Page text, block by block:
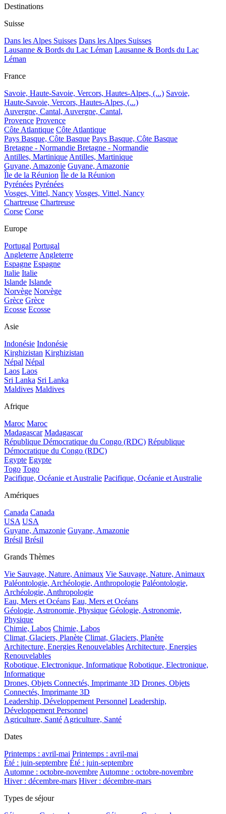
Destinations
Suisse
Dans les Alpes Suisses Dans les Alpes Suisses
Lausanne & Bords du Lac Léman Lausanne & Bords du Lac
Léman
France
Savoie, Haute-Savoie, Vercors, Hautes-Alpes, (...) Savoie,
Haute-Savoie, Vercors, Hautes-Alpes, (...)
Auvergne, Cantal, Auvergne, Cantal,
Provence Provence
Côte Atlantique Côte Atlantique
Pays Basque, Côte Basque Pays Basque, Côte Basque
Bretagne - Normandie Bretagne - Normandie
Antilles, Martinique Antilles, Martinique
Guyane, Amazonie Guyane, Amazonie
Île de la Réunion Île de la Réunion
Pyrénées Pyrénées
Vosges, Vittel, Nancy Vosges, Vittel, Nancy
Chartreuse Chartreuse
Corse Corse
Europe
Portugal Portugal
Angleterre Angleterre
Espagne Espagne
Italie Italie
Islande Islande
Norvège Norvège
Grèce Grèce
Ecosse Ecosse
Asie
Indonésie Indonésie
Kirghizistan Kirghizistan
Népal Népal
Laos Laos
Sri Lanka Sri Lanka
Maldives Maldives
Afrique
Maroc Maroc
Madagascar Madagascar
République Démocratique du Congo (RDC) République
Démocratique du Congo (RDC)
Egypte Egypte
Togo Togo
Pacifique, Océanie et Australie Pacifique, Océanie et Australie
Amériques
Canada Canada
USA USA
Guyane, Amazonie Guyane, Amazonie
Brésil Brésil
Grands Thèmes
Vie Sauvage, Nature, Animaux Vie Sauvage, Nature, Animaux
Paléontologie, Archéologie, Anthropologie Paléontologie,
Archéologie, Anthropologie
Eau, Mers et Océans Eau, Mers et Océans
Géologie, Astronomie, Physique Géologie, Astronomie,
Physique
Chimie, Labos Chimie, Labos
Climat, Glaciers, Planète Climat, Glaciers, Planète
Architecture, Energies Renouvelables Architecture, Energies
Renouvelables
Robotique, Electronique, Informatique Robotique, Electronique,
Informatique
Drones, Objets Connectés, Imprimante 3D Drones, Objets
Connectés, Imprimante 3D
Leadership, Développement Personnel Leadership,
Développement Personnel
Agriculture, Santé Agriculture, Santé
Dates
Printemps : avril-mai Printemps : avril-mai
Été : juin-septembre Été : juin-septembre
Automne : octobre-novembre Automne : octobre-novembre
Hiver : décembre-mars Hiver : décembre-mars
Types de séjour